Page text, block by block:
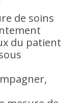
de soins
du patient